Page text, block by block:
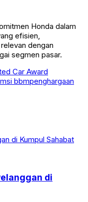
Honda dalam
efisien,
dengan
segmen pasar.
Car Award
bbmpenghargaan
di